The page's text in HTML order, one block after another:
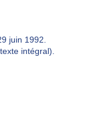
juin 1992.
intégral).